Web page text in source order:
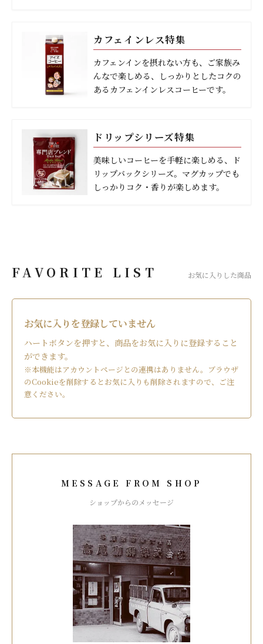
カフェインレス特集
カフェンインを摂れない方も、ご家族み
んなで楽しめる、しっかりとしたコクの
あるカフェンインレスコーヒーです。
ドリップシリーズ特集
美味しいコーヒーを手軽に楽しめる、ド
リップバックシリーズ。マグカップでも
しっかりコク・香りが楽しめます。
FAVORITE LIST お気に入りした商品
お気に入りを登録していません
ハートボタンを押すと、商品をお気に入りに登録すること
ができます。
※本機能はアカウントページとの連携はありません。ブラウザ
のCookieを削除するとお気に入りも削除されますので、ご注
意ください。
MESSAGE FROM SHOP
ショップからのメッセージ